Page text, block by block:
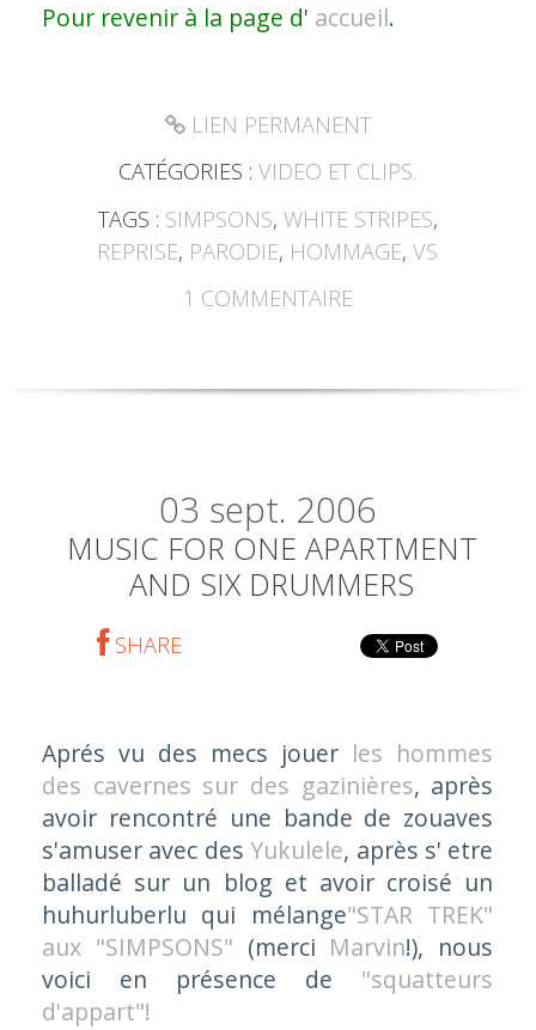
Pour revenir à la page d' accueil.
LIEN PERMANENT
CATÉGORIES :VIDEO ET CLIPS.
TAGS : SIMPSONS, WHITE STRIPES,
REPRISE, PARODIE, HOMMAGE,VS
1 COMMENTAIRE
03 sept. 2006
MUSIC FOR ONE APARTMENT
AND SIX DRUMMERS
SHARE
Aprés vu des mecs jouer les hommes
des cavernes sur des gazinières, après
avoir rencontré une bande de zouaves
s'amuser avec desYukulele, après s' etre
balladé sur un blog et avoir croisé un
huhurluberlu qui mélange"STAR TREK"
aux "SIMPSONS" (merci Marvin!), nous
voici en présence de "squatteurs
d'appart"!